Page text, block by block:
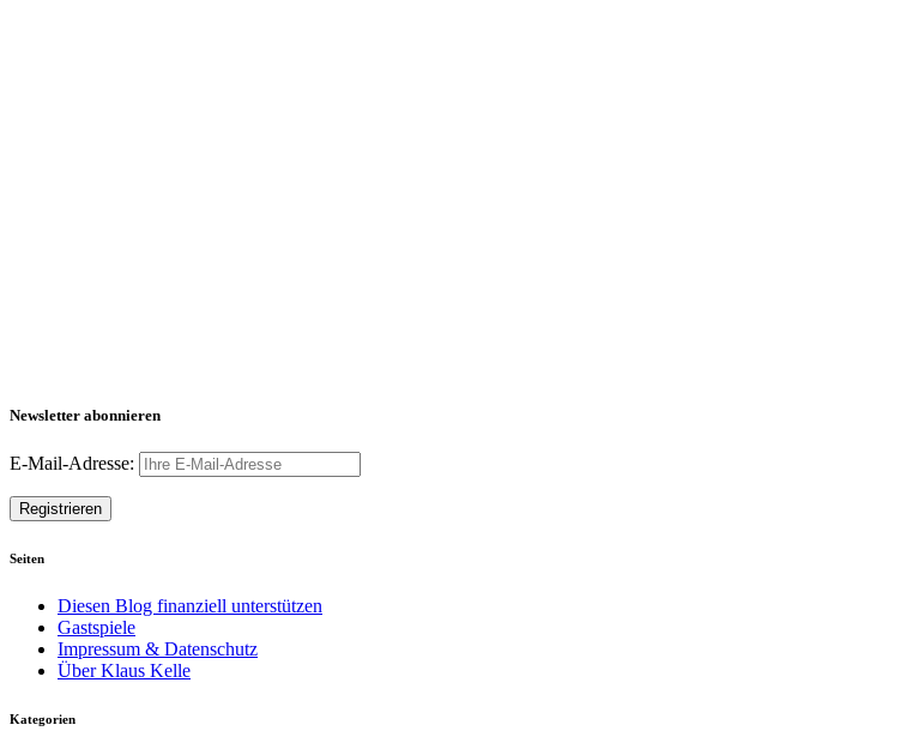
Newsletter abonnieren
E-Mail-Adresse:
Seiten
Diesen Blog finanziell unterstützen
Gastspiele
Impressum & Datenschutz
Über Klaus Kelle
Kategorien